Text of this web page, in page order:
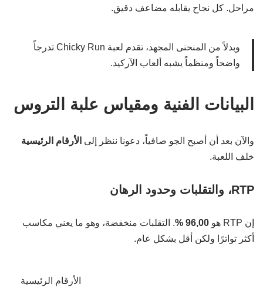
مراحل. كل نجاح يقابله مضاعف دقيق.
وبدلاً من المنحنى المجهد، تقدم لعبة Chicky Run تدرجاً
واضحاً ومنظماً يشبه ألعاب الآركيد.
البيانات الفنية ومقياس علبة التروس
والآن بعد أن أصبح الجو صافياً، دعونا ننظر إلى الأرقام الرئيسية
خلف اللعبة.
RTP، والتقلبات وحدود الرهان
إن RTP هو 96,00 %
. التقلبات منخفضة، وهو ما يعني مكاسب
أكثر تواترًا ولكن أقل بشكل عام.
الأرقام الرئيسية